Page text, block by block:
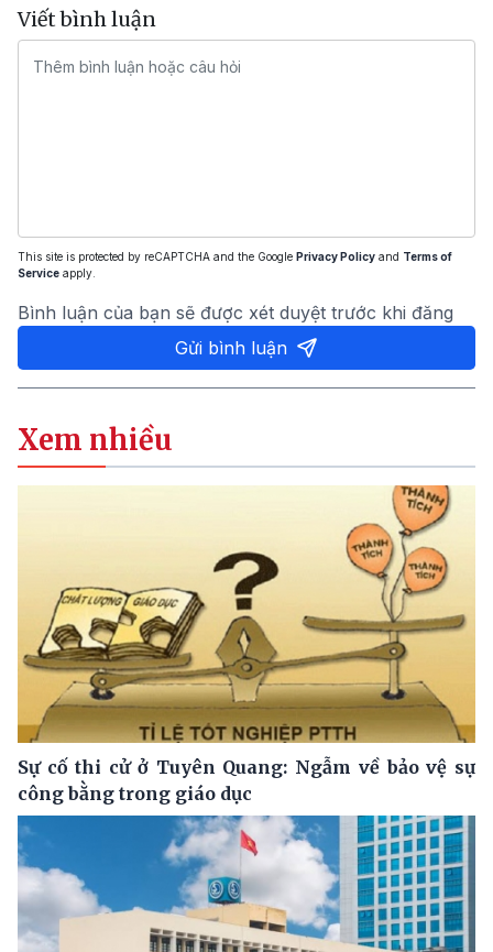
Viết bình luận
This site is protected by reCAPTCHA and the Google Privacy Policy and Terms of
Service apply.
Bình luận của bạn sẽ được xét duyệt trước khi đăng
Gửi bình luận
Xem nhiều
Sự cố thi cử ở Tuyên Quang: Ngẫm về bảo vệ sự
công bằng trong giáo dục